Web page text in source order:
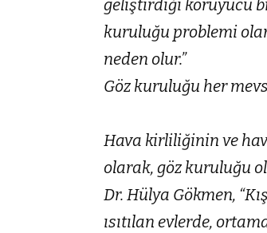
geliştirdiği koruyucu
kuruluğu problemi
neden olur.”
Göz kuruluğu her
Hava kirliliğinin ve
olarak, göz kuruluğu
Dr. Hülya Gökmen,
ısıtılan evlerde,